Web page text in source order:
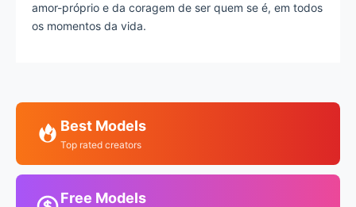
amor-próprio e da coragem de ser quem se é, em todos
os momentos da vida.
Best Models
Top rated creators
Free Models